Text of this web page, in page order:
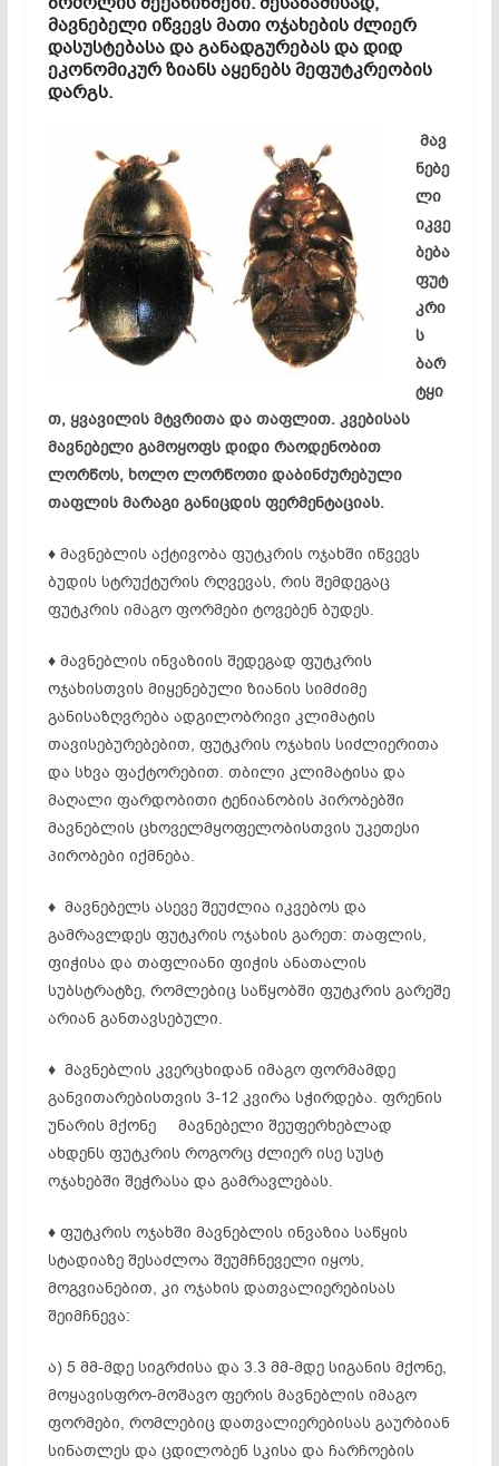
მავნებელი იწვევს მათი ოჯახების ძლიერ
დასუსტებასა და განადგურებას და დიდ
ეკონომიკურ ზიანს აყენებს მეფუტკრეობის
დარგს.
მავ
ნებე
ლი
იკვე
ბება
ფუტ
კრი
ს
ბარ
ტყი
თ, ყვავილის მტვრითა და თაფლით. კვებისას
მავნებელი გამოყოფს დიდი რაოდენობით
ლორწოს, ხოლო ლორწოთი დაბინძურებული
თაფლის მარაგი განიცდის ფერმენტაციას.
♦ მავნებლის აქტივობა ფუტკრის ოჯახში იწვევს
ბუდის სტრუქტურის რღვევას, რის შემდეგაც
ფუტკრის იმაგო ფორმები ტოვებენ ბუდეს.
♦ მავნებლის ინვაზიის შედეგად ფუტკრის
ოჯახისთვის მიყენებული ზიანის სიმძიმე
განისაზღვრება ადგილობრივი კლიმატის
თავისებურებებით, ფუტკრის ოჯახის სიძლიერითა
და სხვა ფაქტორებით. თბილი კლიმატისა და
მაღალი ფარდობითი ტენიანობის პირობებში
მავნებლის ცხოველმყოფელობისთვის უკეთესი
პირობები იქმნება.
♦ მავნებელს ასევე შეუძლია იკვებოს და
გამრავლდეს ფუტკრის ოჯახის გარეთ: თაფლის,
ფიჭისა და თაფლიანი ფიჭის ანათალის
სუბსტრატზე, რომლებიც საწყობში ფუტკრის გარეშე
არიან განთავსებული.
♦ მავნებლის კვერცხიდან იმაგო ფორმამდე
განვითარებისთვის 3-12 კვირა სჭირდება. ფრენის
უნარის მქონე მავნებელი შეუფერხებლად
ახდენს ფუტკრის როგორც ძლიერ ისე სუსტ
ოჯახებში შეჭრასა და გამრავლებას.
♦ ფუტკრის ოჯახში მავნებლის ინვაზია საწყის
სტადიაზე შესაძლოა შეუმჩნეველი იყოს,
მოგვიანებით, კი ოჯახის დათვალიერებისას
შეიმჩნევა:
ა) 5 მმ-მდე სიგრძისა და 3.3 მმ-მდე სიგანის მქონე,
მოყავისფრო-მოშავო ფერის მავნებლის იმაგო
ფორმები, რომლებიც დათვალიერებისას გაურბიან
სინათლეს და ცდილობენ სკისა და ჩარჩოების